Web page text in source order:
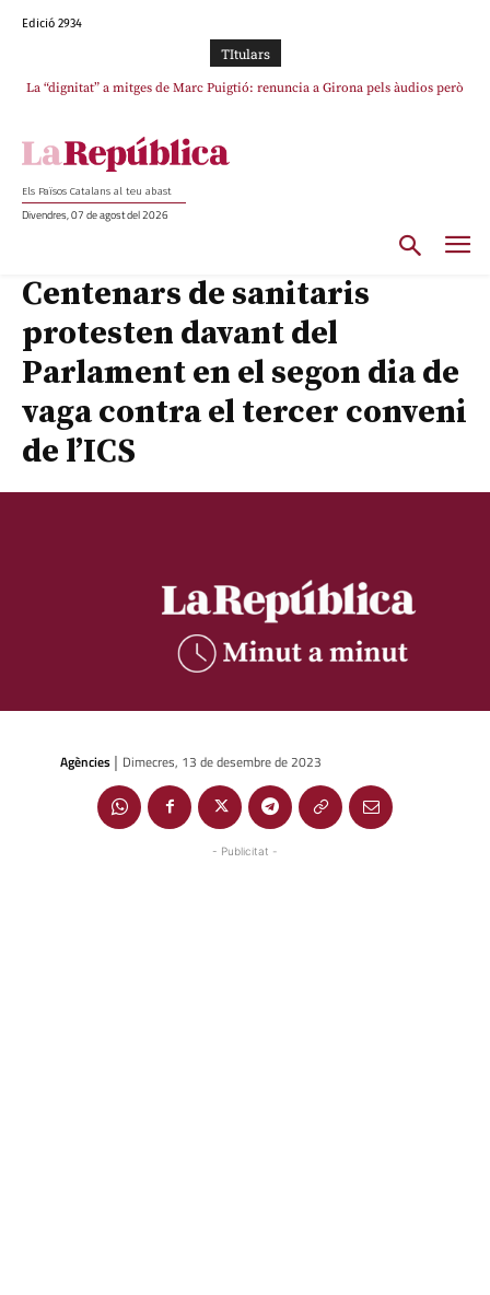
Edició 2934
TItulars
La “dignitat” a mitges de Marc Puigtió: renuncia a Girona pels àudios però
Els Països Catalans al teu abast
Divendres, 07 de agost del 2026
Centenars de sanitaris
protesten davant del
Parlament en el segon dia de
vaga contra el tercer conveni
de l’ICS
Agències | Dimecres, 13 de desembre de 2023
- Publicitat -